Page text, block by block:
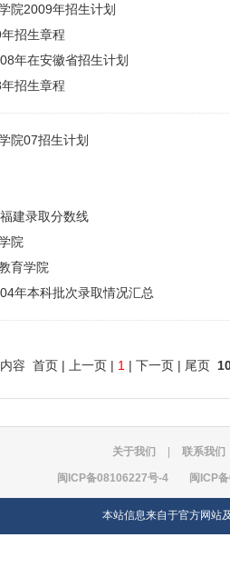
院2009年招生计划
招生章程
年在安徽省招生计划
招生章程
院07招生计划
建录取分数线
院
育学院
年本科批次录取情况汇总
容 首页 | 上一页 | 1 | 下一页 | 尾页
关于我们 联系我们
闽ICP备08106227号-4 闽ICP
本站信息来自于官方网站